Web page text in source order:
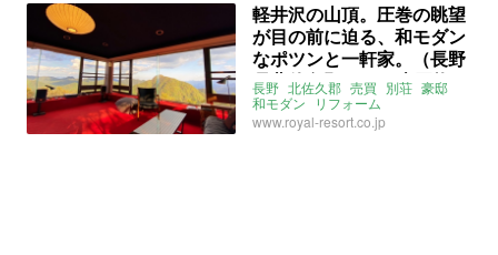
軽井沢の山頂。圧巻の眺望
が目の前に迫る、和モダン
なポツンと一軒家。（長野
県北佐久郡73㎡の売買物
件）
長野 北佐久郡 売買 別荘 豪邸
和モダン
リフォーム
ライター：くまのなな
軽井沢
軽井沢町 ポツンと一軒家
www.royal-resort.co.jp